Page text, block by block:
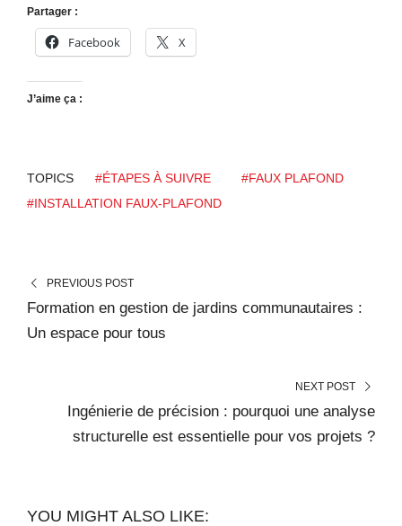
Partager :
Facebook X
J’aime ça :
TOPICS #ÉTAPES À SUIVRE
#FAUX PLAFOND
#INSTALLATION FAUX-PLAFOND
PREVIOUS POST
Formation en gestion de jardins communautaires :
Un espace pour tous
NEXT POST
Ingénierie de précision : pourquoi une analyse
structurelle est essentielle pour vos projets ?
YOU MIGHT ALSO LIKE: